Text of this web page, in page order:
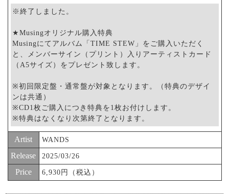
※終了しました。
★Musingオリジナル購入特典
Musingにてアルバム「TIME STEW」をご購入いただく
と、メンバーサイン（プリント）入りアーティストカード
（A5サイズ）をプレゼント致します。
※初回限定盤・通常盤が対象となります。（特典のデザイ
ンは共通）
※CD1枚ご購入につき特典を1枚お付けします。
※特典はなくなり次第終了となります。
Artist WANDS
Release 2025/03/26
Price 6,930円（税込）